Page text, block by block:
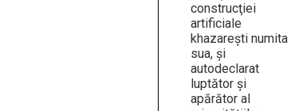
construcţiei
artificiale
khazareşti numita
sua, şi
autodeclarat
luptător şi
apărător al